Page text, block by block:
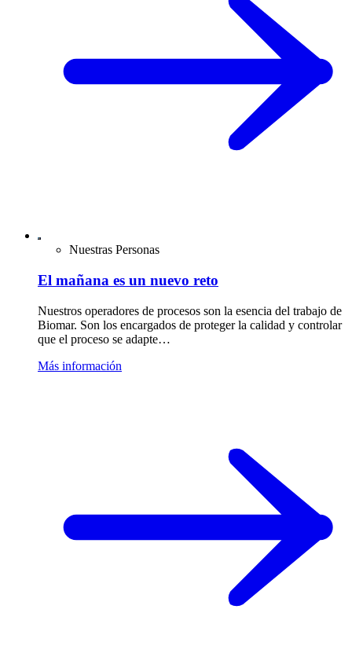
Nuestras Personas
El mañana es un nuevo reto
Nuestros operadores de procesos son la esencia del trabajo de
Biomar. Son los encargados de proteger la calidad y controlar
que el proceso se adapte…
Más información